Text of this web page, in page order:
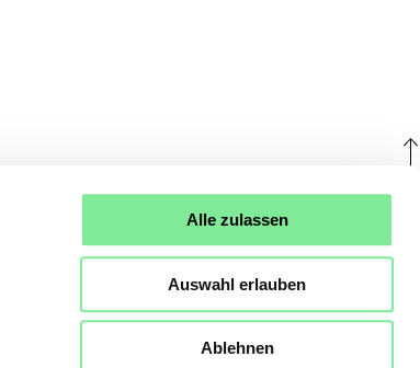
Alle zulassen
Auswahl erlauben
Ablehnen